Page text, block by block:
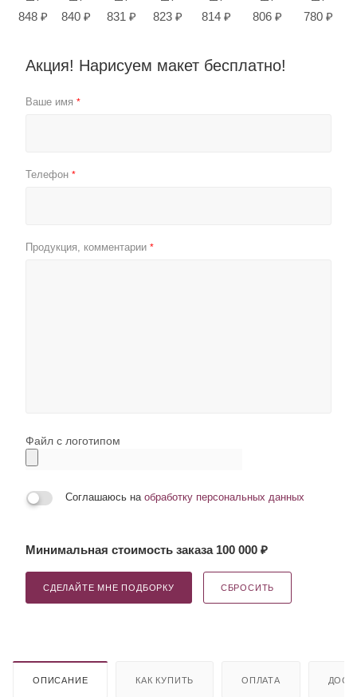
848 ₽
840 ₽
831 ₽
823 ₽
814 ₽
806 ₽
780 ₽
Акция! Нарисуем макет бесплатно!
Ваше имя *
Телефон *
Продукция, комментарии *
Файл с логотипом
Соглашаюсь на обработку персональных данных
Минимальная стоимость заказа 100 000 ₽
СДЕЛАЙТЕ МНЕ ПОДБОРКУ СБРОСИТЬ
ОПИСАНИЕ КАК КУПИТЬ ОПЛАТА